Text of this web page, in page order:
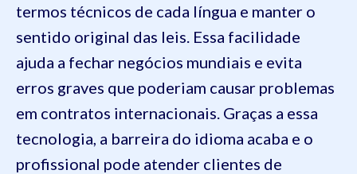
termos técnicos de cada língua e manter o
sentido original das leis. Essa facilidade
ajuda a fechar negócios mundiais e evita
erros graves que poderiam causar problemas
em contratos internacionais. Graças a essa
tecnologia, a barreira do idioma acaba e o
profissional pode atender clientes de